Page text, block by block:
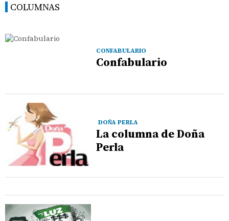
COLUMNAS
CONFABULARIO
Confabulario
DOÑA PERLA
La columna de Doña
Perla